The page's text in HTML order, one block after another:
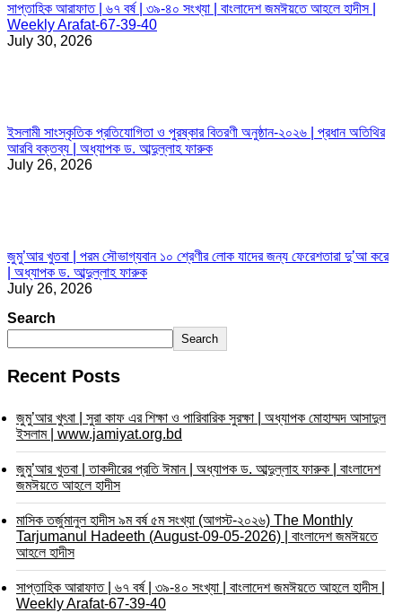
সাপ্তাহিক আরাফাত | ৬৭ বর্ষ | ৩৯-৪০ সংখ্যা | বাংলাদেশ জমঈয়তে আহলে হাদীস |
Weekly Arafat-67-39-40
July 30, 2026
ইসলামী সাংস্কৃতিক প্রতিযোগিতা ও পুরষ্কার বিতরণী অনুষ্ঠান-২০২৬ | প্রধান অতিথির
আরবি বক্তব্য | অধ্যাপক ড. আব্দুল্লাহ ফারুক
July 26, 2026
জুমু’আর খুতবা | পরম সৌভাগ্যবান ১০ শ্রেণীর লোক যাদের জন্য ফেরেশতারা দু’আ করে
| অধ্যাপক ড. আব্দুল্লাহ ফারুক
July 26, 2026
Search
Search
Recent Posts
জুমু’আর খুৎবা | সুরা কাফ এর শিক্ষা ও পারিবারিক সুরক্ষা | অধ্যাপক মোহাম্মদ আসাদুল
ইসলাম | www.jamiyat.org.bd
জুমু’আর খুতবা | তাকদীরের প্রতি ঈমান | অধ্যাপক ড. আব্দুল্লাহ ফারুক | বাংলাদেশ
জমঈয়তে আহলে হাদীস
মাসিক তর্জুমানুল হাদীস ৯ম বর্ষ ৫ম সংখ্যা (আগস্ট-২০২৬) The Monthly
Tarjumanul Hadeeth (August-09-05-2026) | বাংলাদেশ জমঈয়তে
আহলে হাদীস
সাপ্তাহিক আরাফাত | ৬৭ বর্ষ | ৩৯-৪০ সংখ্যা | বাংলাদেশ জমঈয়তে আহলে হাদীস |
Weekly Arafat-67-39-40